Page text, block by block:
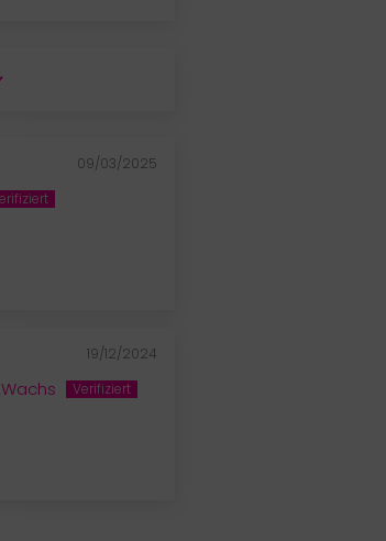
09/03/2025
19/12/2024